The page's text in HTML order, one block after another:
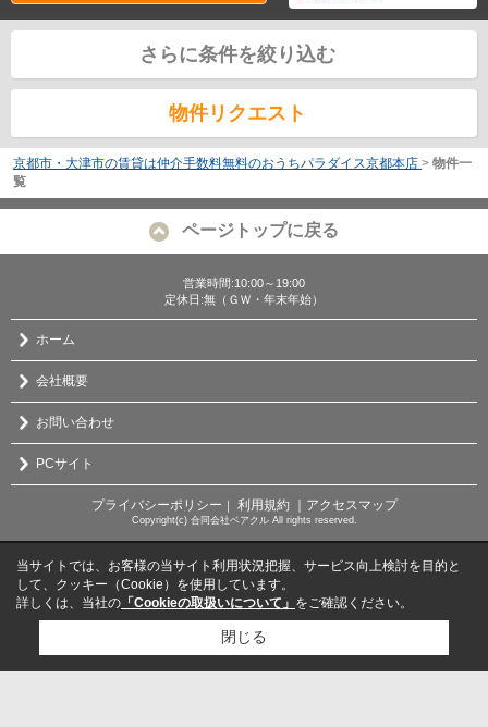
さらに条件を絞り込む
物件リクエスト
京都市・大津市の賃貸は仲介手数料無料のおうちパラダイス京都本店 > 物件一
覧
ページトップに戻る
営業時間:10:00～19:00
定休日:無（ＧＷ・年末年始）
ホーム
会社概要
お問い合わせ
PCサイト
プライバシーポリシー ｜ 利用規約 ｜アクセスマップ
Copyright(c) 合同会社ベアクル All rights reserved.
当サイトでは、お客様の当サイト利用状況把握、サービス向上検討を目的と
して、クッキー（Cookie）を使用しています。
詳しくは、当社の 「Cookieの取扱いについて」 をご確認ください。
閉じる